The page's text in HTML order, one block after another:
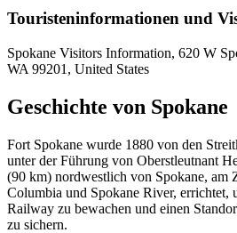
Touristeninformationen und
Spokane Visitors Information, 620 W
WA 99201, United States
Geschichte von Spokane
Fort Spokane wurde 1880 von den
unter der Führung von Oberstleutnant
(90 km) nordwestlich von Spokane, am
Columbia und Spokane River, errichtet,
Railway zu bewachen und einen
zu sichern.